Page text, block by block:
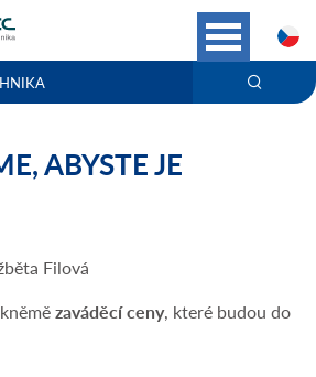
ABYSTE JE
Filová
zaváděcí ceny, které budou do